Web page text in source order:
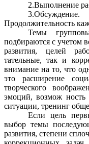
2.Выполнение
3.Обсуждение.
Продолжительность
Темы
подбираются с учетом
развития, целей
тательные, так и
внимание на то, что
это расширение
творческого
эмоций, возмож ность
ситуации, тренинг
Если цель
выбор темы
развития, степени